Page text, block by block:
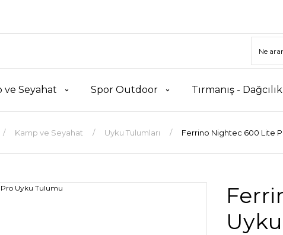
ve Seyahat Spor Outdoor Tırmanış -
Kamp ve Seyahat Uyku Tulumları Ferrino Nightec 600 Lite